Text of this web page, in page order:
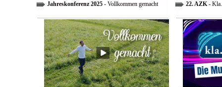
Jahreskonferenz 2025- Vollkommen gemacht 22. AZK-